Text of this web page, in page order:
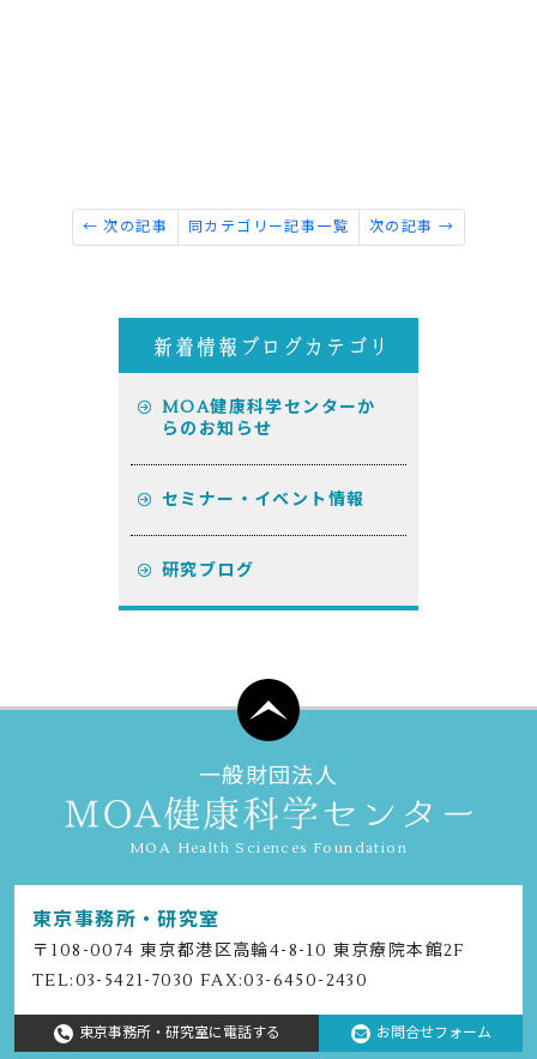
← 次の記事 同カテゴリー記事一覧 次の記事 →
MOA健康科学センターか
らのお知らせ
セミナー・イベント情報
研究ブログ
一般財団法人
MOA Health Sciences Foundation
東京事務所・研究室
〒108-0074 東京都港区⾼輪4-8-10 東京療院本館2F
TEL:03-5421-7030 FAX:03-6450-2430
東京事務所・研究室に電話する お問合せフォーム